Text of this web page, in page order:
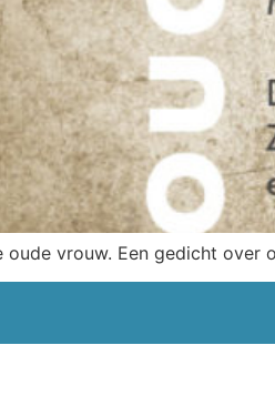
oude vrouw. Een gedicht over